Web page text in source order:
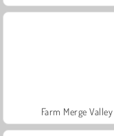
Farm Merge Valley